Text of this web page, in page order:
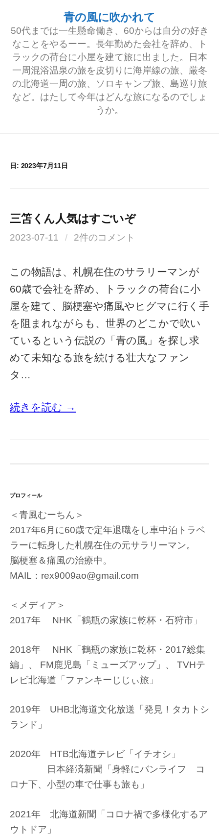
青の風に吹かれて
50代までは一生懸命働き、60からは自分の好き
なことをやるーー。長年勤めた会社を辞め、ト
ラックの荷台に小屋を建て旅に出ました。日本
一周混浴温泉の旅を皮切りに海岸線の旅、厳冬
の北海道一周の旅、ソロキャンプ旅、島巡り旅
など。はたして今年はどんな旅になるのでしょ
うか。
日: 2023年7月11日
三笘くん人気はすごいぞ
2023-07-11 / 2件のコメント
この物語は、札幌在住のサラリーマンが
60歳で会社を辞め、トラックの荷台に小
屋を建て、脳梗塞や痛風やヒグマに行く手
を阻まれながらも、世界のどこかで吹い
ているという伝説の「青の風」を探し求
めて未知なる旅を続ける壮大なファン
タ…
続きを読む →
プロフィール
＜青風むーちん＞
2017年6月に60歳で定年退職をし車中泊トラベ
ラーに転身した札幌在住の元サラリーマン。
脳梗塞＆痛風の治療中。
MAIL：rex9009ao@gmail.com
＜メディア＞
2017年 NHK「鶴瓶の家族に乾杯・石狩市」
2018年 NHK「鶴瓶の家族に乾杯・2017総集
編」、 FM鹿児島「ミューズアップ」、 TVHテ
レビ北海道「ファンキーじじぃ旅」
2019年 UHB北海道文化放送「発見！タカトシ
ランド」
2020年 HTB北海道テレビ「イチオシ」
日本経済新聞「身軽にバンライフ コ
ロナ下、小型の車で仕事も旅も」
2021年 北海道新聞「コロナ禍で多様化するア
ウトドア」